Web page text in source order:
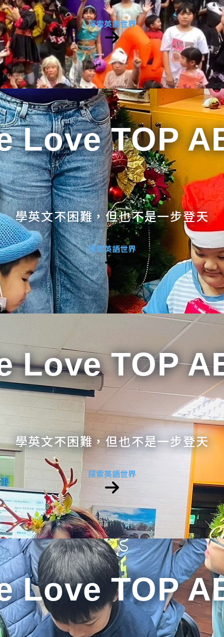
探索英語世界
Love TOP
學英文不困難，但也不是一步登天
探索英語世界
Love TOP
學英文不困難，但也不是一步登天
探索英語世界
Love TOP